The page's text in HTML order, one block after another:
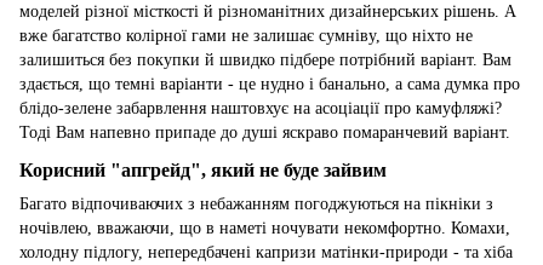
моделей різної місткості й різноманітних дизайнерських рішень. А
вже багатство колірної гами не залишає сумніву, що ніхто не
залишиться без покупки й швидко підбере потрібний варіант. Вам
здається, що темні варіанти - це нудно і банально, а сама думка про
блідо-зелене забарвлення наштовхує на асоціації про камуфляжі?
Тоді Вам напевно припаде до душі яскраво помаранчевий варіант.
Корисний "апгрейд", який не буде зайвим
Багато відпочиваючих з небажанням погоджуються на пікніки з
ночівлею, вважаючи, що в наметі ночувати некомфортно. Комахи,
холодну підлогу, непередбачені капризи матінки-природи - та хіба